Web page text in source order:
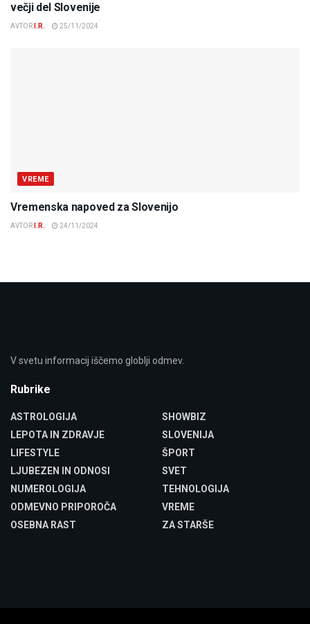
večji del Slovenije
AVTOR I.R. 25/11/2024
VREME
Vremenska napoved za Slovenijo
AVTOR I.R. 24/11/2024
V svetu informacij iščemo globlji odmev.
Rubrike
ASTROLOGIJA
LEPOTA IN ZDRAVJE
LIFESTYLE
LJUBEZEN IN ODNOSI
NUMEROLOGIJA
ODMEVNO PRIPOROČA
OSEBNA RAST
SHOWBIZ
SLOVENIJA
ŠPORT
SVET
TEHNOLOGIJA
VREME
ZA STARŠE